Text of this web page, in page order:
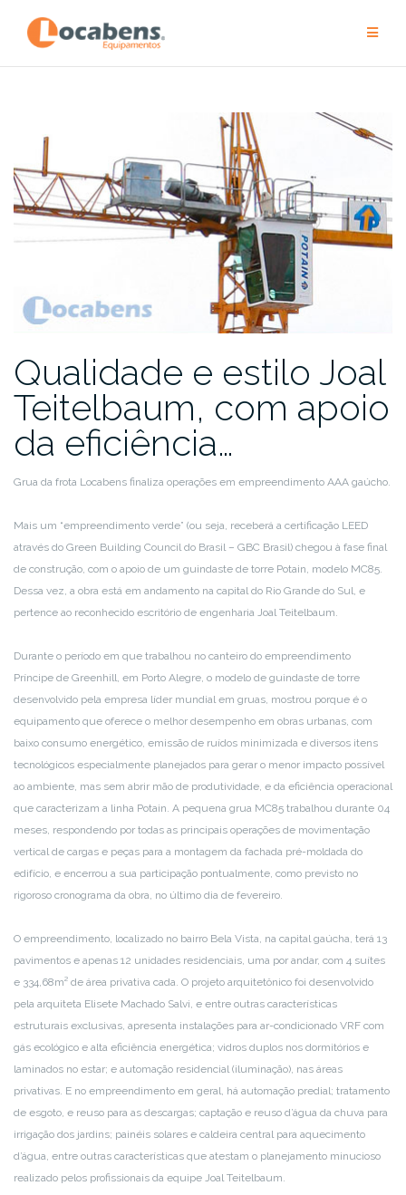
para
Qualidade e estilo Joal
Teitelbaum, com apoio
da eficiência…
Grua da frota Locabens finaliza operações em empreendimento AAA gaúcho.
Mais um “empreendimento verde” (ou seja, receberá a certificação LEED
através do Green Building Council do Brasil – GBC Brasil) chegou à fase final
de construção, com o apoio de um guindaste de torre Potain, modelo MC85.
Dessa vez, a obra está em andamento na capital do Rio Grande do Sul, e
pertence ao reconhecido escritório de engenharia Joal Teitelbaum.
Durante o período em que trabalhou no canteiro do empreendimento
Príncipe de Greenhill, em Porto Alegre, o modelo de guindaste de torre
desenvolvido pela empresa líder mundial em gruas, mostrou porque é o
equipamento que oferece o melhor desempenho em obras urbanas, com
baixo consumo energético, emissão de ruídos minimizada e diversos itens
tecnológicos especialmente planejados para gerar o menor impacto possível
ao ambiente, mas sem abrir mão de produtividade, e da eficiência operacional
que caracterizam a linha Potain. A pequena grua MC85 trabalhou durante 04
meses, respondendo por todas as principais operações de movimentação
vertical de cargas e peças para a montagem da fachada pré-moldada do
edifício, e encerrou a sua participação pontualmente, como previsto no
rigoroso cronograma da obra, no último dia de fevereiro.
O empreendimento, localizado no bairro Bela Vista, na capital gaúcha, terá 13
pavimentos e apenas 12 unidades residenciais, uma por andar, com 4 suítes
e 334,68m² de área privativa cada. O projeto arquitetônico foi desenvolvido
pela arquiteta Elisete Machado Salvi, e entre outras características
estruturais exclusivas, apresenta instalações para ar-condicionado VRF com
gás ecológico e alta eficiência energética; vidros duplos nos dormitórios e
laminados no estar; e automação residencial (iluminação), nas áreas
privativas. E no empreendimento em geral, há automação predial; tratamento
de esgoto, e reuso para as descargas; captação e reuso d’água da chuva para
irrigação dos jardins; painéis solares e caldeira central para aquecimento
d’água, entre outras características que atestam o planejamento minucioso
realizado pelos profissionais da equipe Joal Teitelbaum.